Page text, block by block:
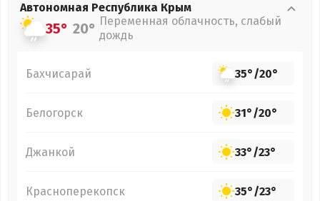
Автономная Республика Крым
35° 20° Переменная облачность, слабый
дождь
Бахчисарай 35°/20°
Белогорск 31°/20°
Джанкой 33°/23°
Красноперекопск 35°/23°